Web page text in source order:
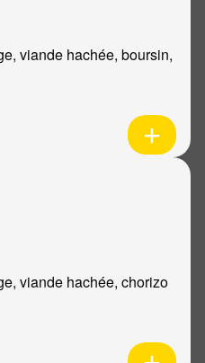
viande hachée, boursin,
viande hachée, chorizo